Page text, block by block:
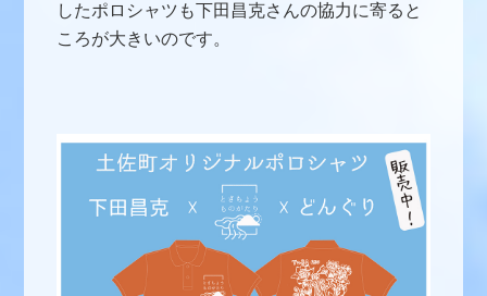
したポロシャツも下田昌克さんの協力に寄ると
ころが大きいのです。